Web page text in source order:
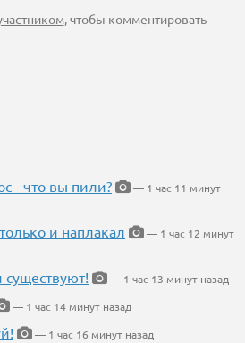
, чтобы комментировать
- что вы пили?
— 1 час 11 минут
и наплакал
— 1 час 12 минут
существуют!
— 1 час 13 минут назад
— 1 час 14 минут назад
— 1 час 16 минут назад